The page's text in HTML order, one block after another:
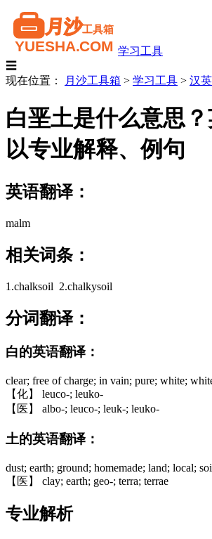
学习工具
☰
现在位置：
月沙工具箱 > 学习工具 > 汉
白垩土是什么意思
以专业解释、例句
英语翻译：
malm
相关词条：
1.chalksoil 2.chalkysoil
分词翻译：
白的英语翻译：
clear; free of charge; in vain; pure; white;
【化】 leuco-; leuko-
【医】 albo-; leuco-; leuk-; leuko-
土的英语翻译：
dust; earth; ground; homemade; land; local;
【医】 clay; earth; geo-; terra; terrae
专业解析